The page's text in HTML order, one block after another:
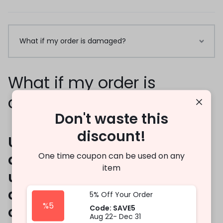
What if my order is
damaged?
Ut enim ad minim veniam,
quis nostrud exercitation
ullamco laboris nisi ut
aliquip ex ea commodo
consequat.
What if my order is damaged?
Don't waste this
discount!
One time coupon can be used on any
item
%5
5% Off Your Order
Code: SAVE5
Aug 22- Dec 31